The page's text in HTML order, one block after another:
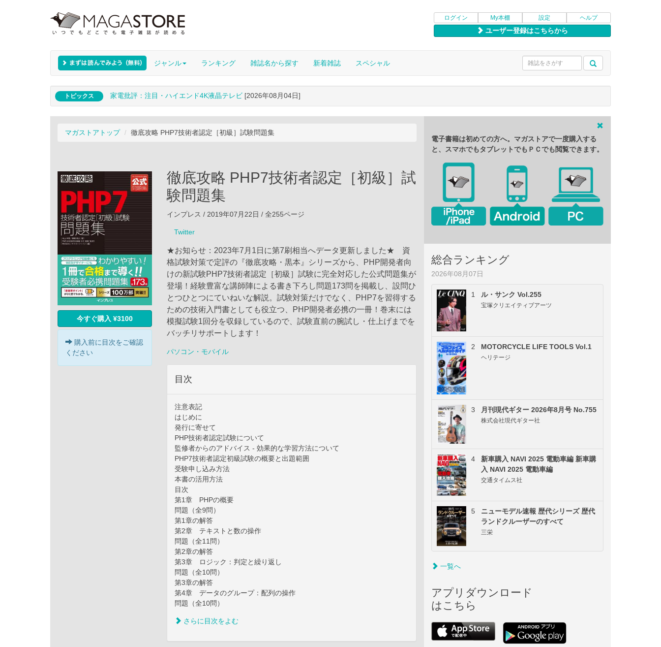
ログイン My本棚 設定 ヘルプ
ユーザー登録はこちらから
ジャンル ランキング 雑誌名から探す 新着雑誌 スペシャル
トピックス 家電批評：注目・ハイエンド4K液晶テレビ [2026年08月04日]
マガストアトップ 徹底攻略 PHP7技術者認定［初級］試験問題集
今すぐ購入 ¥3100
購入前に目次をご確認
ください
徹底攻略 PHP7技術者認定［初級］試
験問題集
インプレス / 2019年07月22日 / 全255ページ
Twitter
★お知らせ：2023年7月1日に第7刷相当へデータ更新しました★ 資
格試験対策で定評の『徹底攻略・黒本』シリーズから、PHP開発者向
けの新試験PHP7技術者認定［初級］試験に完全対応した公式問題集が
登場！経験豊富な講師陣による書き下ろし問題173問を掲載し、設問ひ
とつひとつにていねいな解説。試験対策だけでなく、PHP7を習得する
ための技術入門書としても役立つ、PHP開発者必携の一冊！巻末には
模擬試験1回分を収録しているので、試験直前の腕試し・仕上げまでを
バッチリサポートします！
パソコン・モバイル
目次
注意表記
はじめに
発行に寄せて
PHP技術者認定試験について
監修者からのアドバイス - 効果的な学習方法について
PHP7技術者認定初級試験の概要と出題範囲
受験申し込み方法
本書の活用方法
目次
第1章 PHPの概要
問題（全9問）
第1章の解答
第2章 テキストと数の操作
問題（全11問）
第2章の解答
第3章 ロジック：判定と繰り返し
問題（全10問）
第3章の解答
第4章 データのグループ：配列の操作
問題（全10問）
さらに目次をよむ
電子書籍は初めての方へ。マガストアで一度購入する
と、スマホでもタブレットでもＰＣでも閲覧できます。
総合ランキング
2026年08月07日
1 ル・サンク Vol.255
宝塚クリエイティブアーツ
2 MOTORCYCLE LIFE TOOLS Vol.1
ヘリテージ
3 月刊現代ギター 2026年8月号 No.755
株式会社現代ギター社
4
新車購入 NAVI 2025 電動車編 新車購
入 NAVI 2025 電動車編
交通タイムス社
5
ニューモデル速報 歴代シリーズ 歴代
ランドクルーザーのすべて
三栄
一覧へ
アプリダウンロード
はこちら